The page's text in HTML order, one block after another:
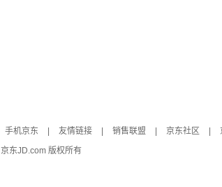
手机京东 友情链接 销售联盟 京东社区
京东JD.com 版权所有